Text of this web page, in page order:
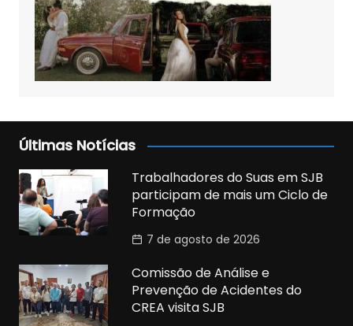
Últimas Notícias
Trabalhadores do Suas em SJB
participam de mais um Ciclo de
Formação
7 de agosto de 2026
Comissão de Análise e
Prevenção de Acidentes do
CREA visita SJB